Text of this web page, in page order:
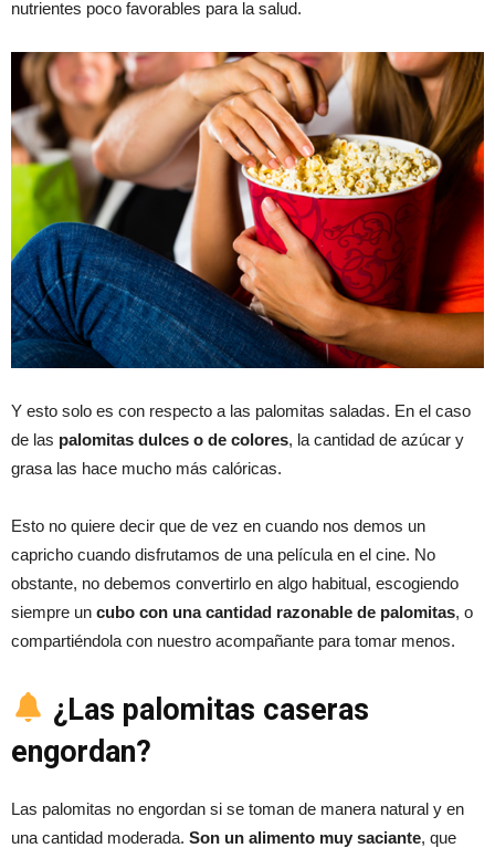
nutrientes poco favorables para la salud.
Y esto solo es con respecto a las palomitas saladas. En el caso
de las palomitas dulces o de colores, la cantidad de azúcar y
grasa las hace mucho más calóricas.
Esto no quiere decir que de vez en cuando nos demos un
capricho cuando disfrutamos de una película en el cine. No
obstante, no debemos convertirlo en algo habitual, escogiendo
siempre un cubo con una cantidad razonable de palomitas, o
compartiéndola con nuestro acompañante para tomar menos.
¿Las palomitas caseras
engordan?
Las palomitas no engordan si se toman de manera natural y en
una cantidad moderada. Son un alimento muy saciante, que